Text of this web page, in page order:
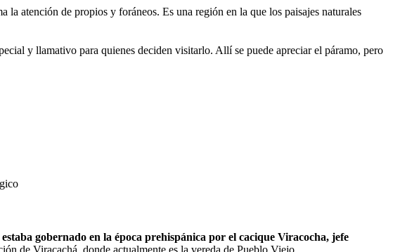
atención de propios y foráneos. Es una región en la que los paisajes naturales
y llamativo para quienes deciden visitarlo. Allí se puede apreciar el páramo, pero
gobernado en la época prehispánica por el cacique Viracocha, jefe
de Viracachá, donde actualmente es la vereda de Pueblo Viejo.